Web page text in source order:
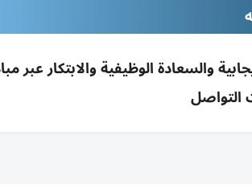
والسعادة الوظيفية والابتكار عبر